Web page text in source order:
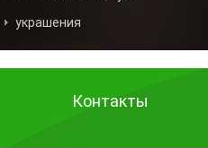
украшения
Контакты